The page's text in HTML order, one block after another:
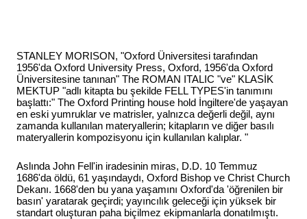
STANLEY MORISON, "Oxford Üniversitesi tarafından
1956'da Oxford University Press, Oxford, 1956'da Oxford
Üniversitesine tanınan" The ROMAN ITALIC "ve" KLASİK
MEKTUP "adlı kitapta bu şekilde FELL TYPES'in tanımını
başlattı:" The Oxford Printing house hold İngiltere'de yaşayan
en eski yumruklar ve matrisler, yalnızca değerli değil, aynı
zamanda kullanılan materyallerin; kitapların ve diğer basılı
materyallerin kompozisyonu için kullanılan kalıplar. "
Aslında John Fell'in iradesinin miras, D.D. 10 Temmuz
1686'da öldü, 61 yaşındaydı, Oxford Bishop ve Christ Church
Dekanı. 1668'den bu yana yaşamını Oxford'da 'öğrenilen bir
basın' yaratarak geçirdi; yayıncılık geleceği için yüksek bir
standart oluşturan paha biçilmez ekipmanlarla donatılmıştı.